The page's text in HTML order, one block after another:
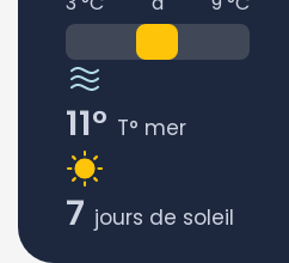
11° T° mer
7 jours de soleil